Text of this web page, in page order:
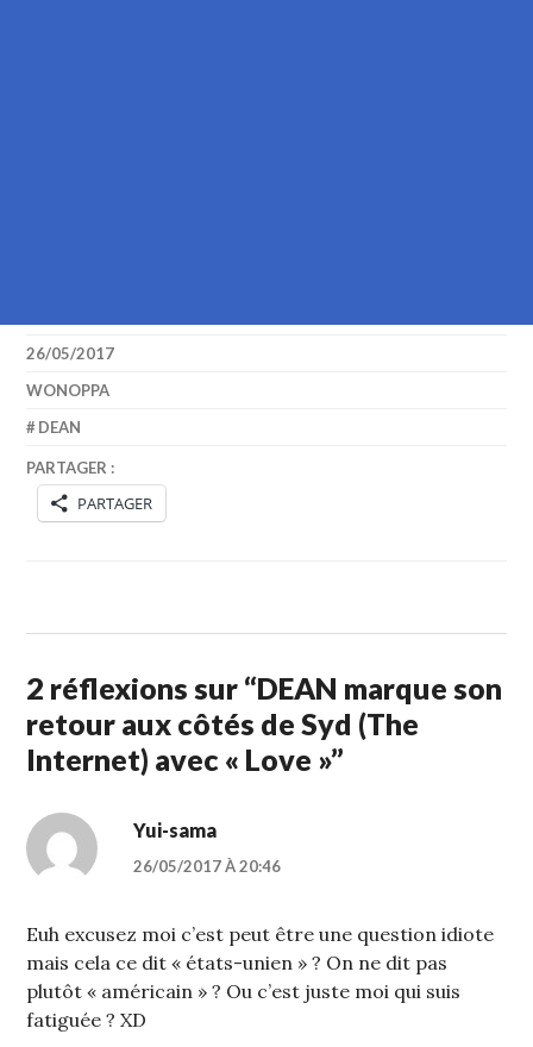
26/05/2017
WONOPPA
DEAN
PARTAGER :
PARTAGER
2 réflexions sur “DEAN marque son
retour aux côtés de Syd (The
Internet) avec « Love »”
Yui-sama
26/05/2017 À 20:46
Euh excusez moi c’est peut être une question idiote
mais cela ce dit « états-unien » ? On ne dit pas
plutôt « américain » ? Ou c’est juste moi qui suis
fatiguée ? XD